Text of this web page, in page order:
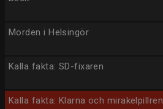
Morden i Helsingör
Kalla fakta: SD-fixaren
Kalla fakta: Klarna och mirakelpillren